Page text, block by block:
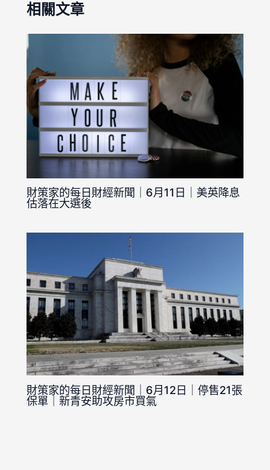
相關文章
財策家的每日財經新聞｜6月11日｜美英降息
估落在大選後
財策家的每日財經新聞｜6月12日｜停售21張
保單｜新青安助攻房市買氣